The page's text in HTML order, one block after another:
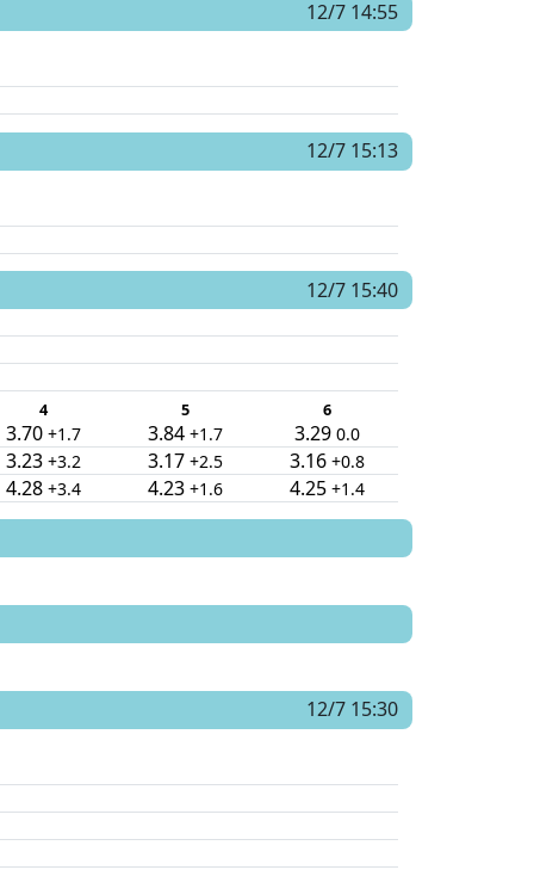
12/7 14:55
12/7 15:13
12/7 15:40
4 5 6
3.70 +1.7 3.84 +1.7 3.29 0.0
3.23 +3.2 3.17 +2.5 3.16 +0.8
4.28 +3.4 4.23 +1.6 4.25 +1.4
12/7 15:30